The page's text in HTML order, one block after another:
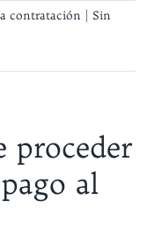
contratación
Sin
proceder
al